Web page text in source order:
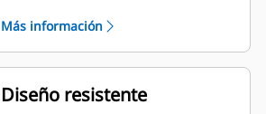
pueden ser más fáciles de calibrar
desde la cabina.
Más información
Diseño resistente